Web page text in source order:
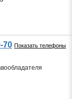
70 Показать телефоны